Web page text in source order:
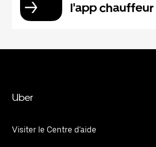
l'app chauffeur
Uber
Visiter le Centre d'aide